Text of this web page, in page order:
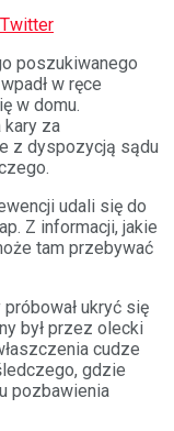
poszukiwanego
w ręce
w domu.
kary za
z dyspozycją sądu
udali się do
Z informacji, jakie
tam przebywać
ukryć się
był przez olecki
cudze
gdzie
pozbawienia